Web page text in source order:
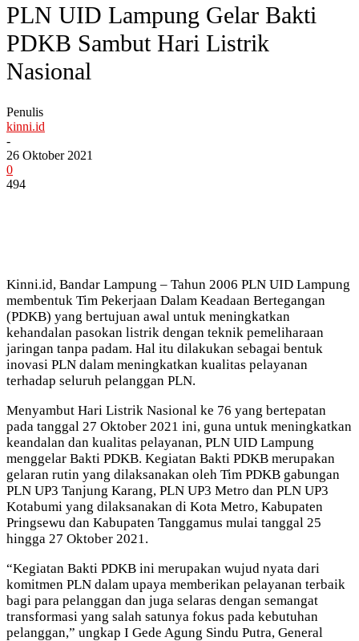
PLN UID Lampung Gelar Bakti
PDKB Sambut Hari Listrik
Nasional
Penulis
kinni.id
-
26 Oktober 2021
0
494
Kinni.id, Bandar Lampung – Tahun 2006 PLN UID Lampung
membentuk Tim Pekerjaan Dalam Keadaan Bertegangan
(PDKB) yang bertujuan awal untuk meningkatkan
kehandalan pasokan listrik dengan teknik pemeliharaan
jaringan tanpa padam. Hal itu dilakukan sebagai bentuk
inovasi PLN dalam meningkatkan kualitas pelayanan
terhadap seluruh pelanggan PLN.
Menyambut Hari Listrik Nasional ke 76 yang bertepatan
pada tanggal 27 Oktober 2021 ini, guna untuk meningkatkan
keandalan dan kualitas pelayanan, PLN UID Lampung
menggelar Bakti PDKB. Kegiatan Bakti PDKB merupakan
gelaran rutin yang dilaksanakan oleh Tim PDKB gabungan
PLN UP3 Tanjung Karang, PLN UP3 Metro dan PLN UP3
Kotabumi yang dilaksanakan di Kota Metro, Kabupaten
Pringsewu dan Kabupaten Tanggamus mulai tanggal 25
hingga 27 Oktober 2021.
“Kegiatan Bakti PDKB ini merupakan wujud nyata dari
komitmen PLN dalam upaya memberikan pelayanan terbaik
bagi para pelanggan dan juga selaras dengan semangat
transformasi yang salah satunya fokus pada kebutuhan
pelanggan,” ungkap I Gede Agung Sindu Putra, General